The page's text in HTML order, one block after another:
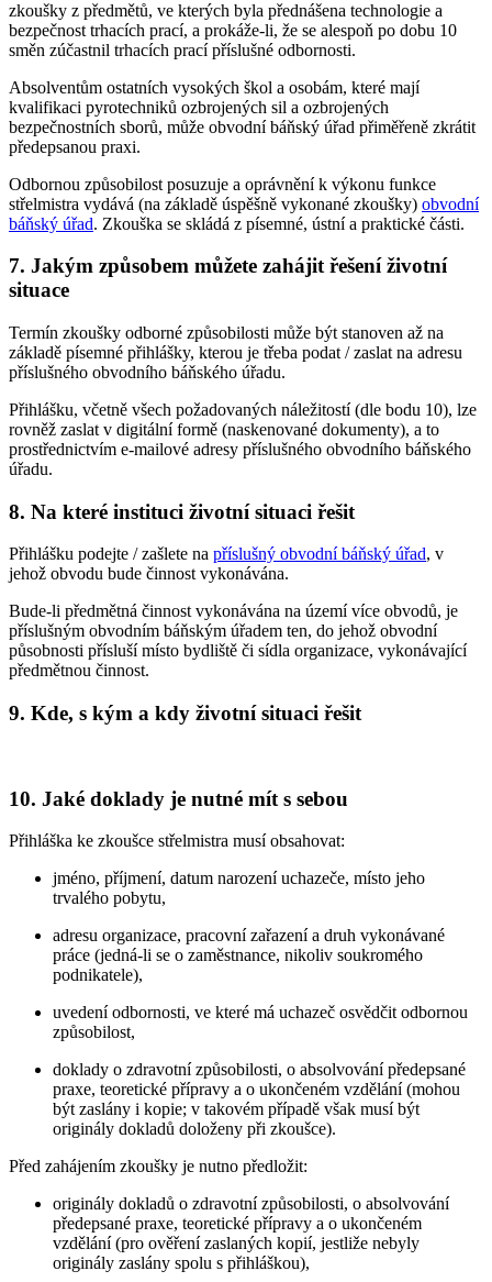
zkoušky z předmětů, ve kterých byla přednášena technologie a
bezpečnost trhacích prací, a prokáže-li, že se alespoň po dobu 10
směn zúčastnil trhacích prací příslušné odbornosti.
Absolventům ostatních vysokých škol a osobám, které mají
kvalifikaci pyrotechniků ozbrojených sil a ozbrojených
bezpečnostních sborů, může obvodní báňský úřad přiměřeně zkrátit
předepsanou praxi.
Odbornou způsobilost posuzuje a oprávnění k výkonu funkce
střelmistra vydává (na základě úspěšně vykonané zkoušky) obvodní
báňský úřad. Zkouška se skládá z písemné, ústní a praktické části.
7. Jakým způsobem můžete zahájit řešení životní
situace
Termín zkoušky odborné způsobilosti může být stanoven až na
základě písemné přihlášky, kterou je třeba podat / zaslat na adresu
příslušného obvodního báňského úřadu.
Přihlášku, včetně všech požadovaných náležitostí (dle bodu 10), lze
rovněž zaslat v digitální formě (naskenované dokumenty), a to
prostřednictvím e-mailové adresy příslušného obvodního báňského
úřadu.
8. Na které instituci životní situaci řešit
Přihlášku podejte / zašlete na příslušný obvodní báňský úřad, v
jehož obvodu bude činnost vykonávána.
Bude-li předmětná činnost vykonávána na území více obvodů, je
příslušným obvodním báňským úřadem ten, do jehož obvodní
působnosti přísluší místo bydliště či sídla organizace, vykonávající
předmětnou činnost.
9. Kde, s kým a kdy životní situaci řešit
10. Jaké doklady je nutné mít s sebou
Přihláška ke zkoušce střelmistra musí obsahovat:
jméno, příjmení, datum narození uchazeče, místo jeho
trvalého pobytu,
adresu organizace, pracovní zařazení a druh vykonávané
práce (jedná-li se o zaměstnance, nikoliv soukromého
podnikatele),
uvedení odbornosti, ve které má uchazeč osvědčit odbornou
způsobilost,
doklady o zdravotní způsobilosti, o absolvování předepsané
praxe, teoretické přípravy a o ukončeném vzdělání (mohou
být zaslány i kopie; v takovém případě však musí být
originály dokladů doloženy při zkoušce).
Před zahájením zkoušky je nutno předložit:
originály dokladů o zdravotní způsobilosti, o absolvování
předepsané praxe, teoretické přípravy a o ukončeném
vzdělání (pro ověření zaslaných kopií, jestliže nebyly
originály zaslány spolu s přihláškou),